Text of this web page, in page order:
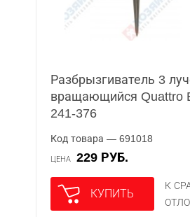
Разбрызгиватель 3
вращающийся Quattro
241-376
Код товара — 691018
ЦЕНА 229 РУБ.
КУПИТЬ
К